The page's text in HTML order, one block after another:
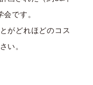
です。
がどれほどのコス
い。